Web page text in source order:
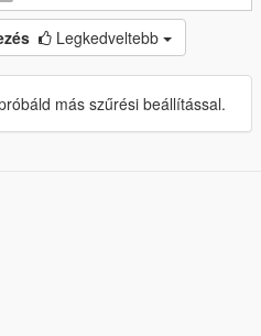
Legkedveltebb
más szűrési beállítással.